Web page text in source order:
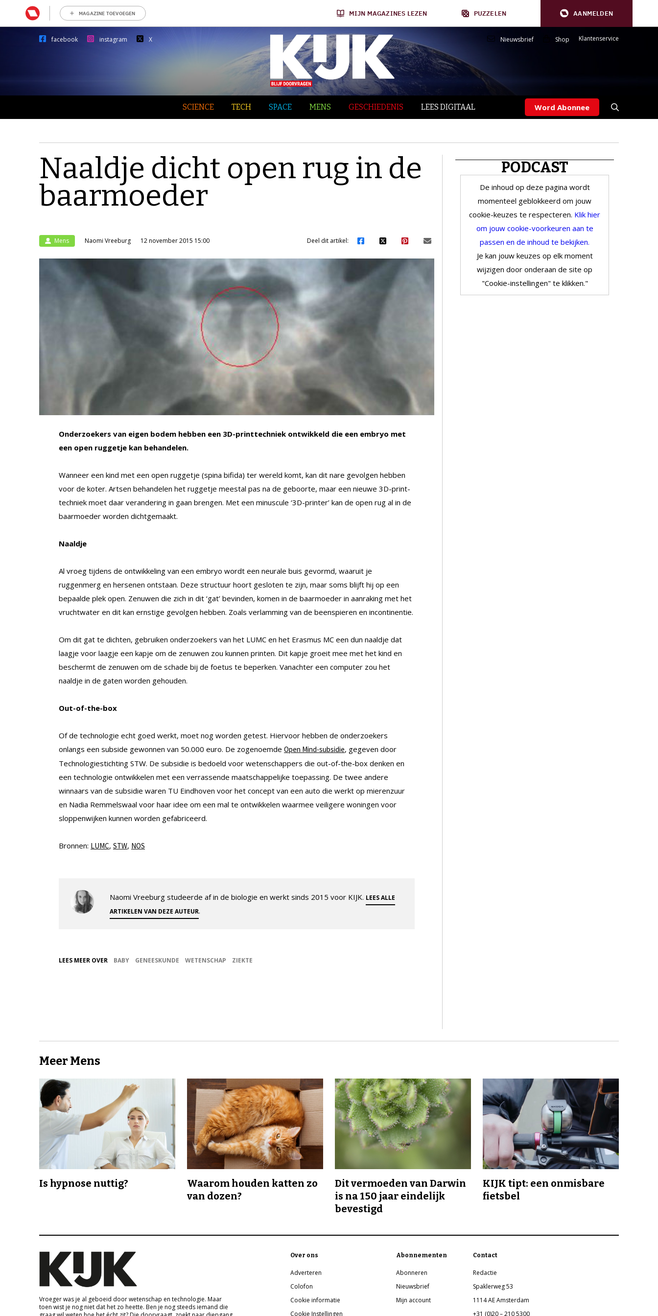
MAGAZINE TOEVOEGEN MIJN MAGAZINES LEZEN PUZZELEN AANMELDEN
facebook instagram X Nieuwsbrief Shop Klantenservice
SCIENCE TECH SPACE MENS GESCHIEDENIS LEES DIGITAAL Word Abonnee
Naaldje dicht open rug in de
baarmoeder
Mens Naomi Vreeburg 12 november 2015 15:00 Deel dit artikel:
Onderzoekers van eigen bodem hebben een 3D-printtechniek ontwikkeld die een embryo met
een open ruggetje kan behandelen.
Wanneer een kind met een open ruggetje (spina bifida) ter wereld komt, kan dit nare gevolgen hebben
voor de koter. Artsen behandelen het ruggetje meestal pas na de geboorte, maar een nieuwe 3D-print-
techniek moet daar verandering in gaan brengen. Met een minuscule ‘3D-printer’ kan de open rug al in de
baarmoeder worden dichtgemaakt.
Naaldje
Al vroeg tijdens de ontwikkeling van een embryo wordt een neurale buis gevormd, waaruit je
ruggenmerg en hersenen ontstaan. Deze structuur hoort gesloten te zijn, maar soms blijft hij op een
bepaalde plek open. Zenuwen die zich in dit ‘gat’ bevinden, komen in de baarmoeder in aanraking met het
vruchtwater en dit kan ernstige gevolgen hebben. Zoals verlamming van de beenspieren en incontinentie.
Om dit gat te dichten, gebruiken onderzoekers van het LUMC en het Erasmus MC een dun naaldje dat
laagje voor laagje een kapje om de zenuwen zou kunnen printen. Dit kapje groeit mee met het kind en
beschermt de zenuwen om de schade bij de foetus te beperken. Vanachter een computer zou het
naaldje in de gaten worden gehouden.
Out-of-the-box
Of de technologie echt goed werkt, moet nog worden getest. Hiervoor hebben de onderzoekers
onlangs een subside gewonnen van 50.000 euro. De zogenoemde Open Mind-subsidie, gegeven door
Technologiestichting STW. De subsidie is bedoeld voor wetenschappers die out-of-the-box denken en
een technologie ontwikkelen met een verrassende maatschappelijke toepassing. De twee andere
winnaars van de subsidie waren TU Eindhoven voor het concept van een auto die werkt op mierenzuur
en Nadia Remmelswaal voor haar idee om een mal te ontwikkelen waarmee veiligere woningen voor
sloppenwijken kunnen worden gefabriceerd.
Bronnen: LUMC, STW, NOS
Naomi Vreeburg studeerde af in de biologie en werkt sinds 2015 voor KIJK. LEES ALLE
ARTIKELEN VAN DEZE AUTEUR.
LEES MEER OVER BABY GENEESKUNDE WETENSCHAP ZIEKTE
PODCAST
De inhoud op deze pagina wordt
momenteel geblokkeerd om jouw
cookie-keuzes te respecteren. Klik hier
om jouw cookie-voorkeuren aan te
passen en de inhoud te bekijken.
Je kan jouw keuzes op elk moment
wijzigen door onderaan de site op
"Cookie-instellingen" te klikken."
Meer Mens
Is hypnose nuttig?
Waarom houden katten zo
van dozen?
Dit vermoeden van Darwin
is na 150 jaar eindelijk
bevestigd
KIJK tipt: een onmisbare
fietsbel
Vroeger was je al geboeid door wetenschap en technologie. Maar
toen wist je nog niet dat het zo heette. Ben je nog steeds iemand die
Over ons
Adverteren
Colofon
Cookie informatie
Cookie Instellingen
Abonnementen
Abonneren
Nieuwsbrief
Mijn account
Contact
Redactie
Spaklerweg 53
1114 AE Amsterdam
+31 (0)20 – 210 5300